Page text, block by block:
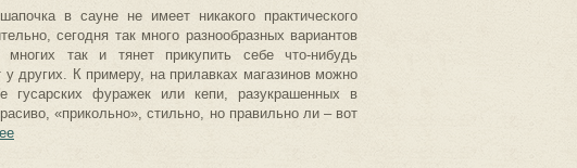
в сауне не имеет никакого практического
сегодня так много разнообразных вариантов
так и тянет прикупить себе что-нибудь
у других. К примеру, на прилавках магазинов можно
гусарских фуражек или кепи, разукрашенных в
«прикольно», стильно, но правильно ли – вот